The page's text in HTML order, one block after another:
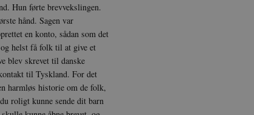
Hun førte brevvekslingen.
hånd. Sagen var
en konto, sådan som det
helst få folk til at give et
blev skrevet til danske
til Tyskland. For det
harmløs historie om de folk,
roligt kunne sende dit barn
1 år
minutter